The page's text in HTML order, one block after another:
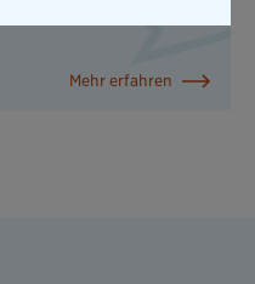
Mehr erfahren